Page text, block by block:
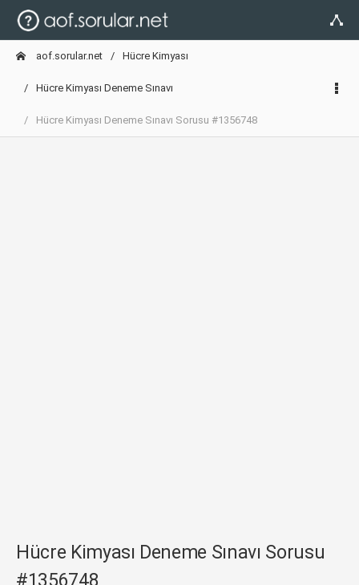
aof.sorular.net Hücre Kimyası
Hücre Kimyası Deneme Sınavı
Hücre Kimyası Deneme Sınavı Sorusu #1356748
Hücre Kimyası Deneme Sınavı Sorusu
#1356748